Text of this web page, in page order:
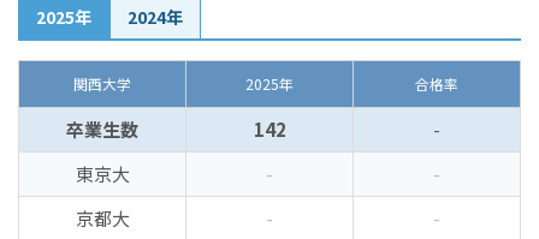
2025年 2024年
関西大学 2025年 合格率
卒業生数 142
-
東京大
-
-
京都大
-
-